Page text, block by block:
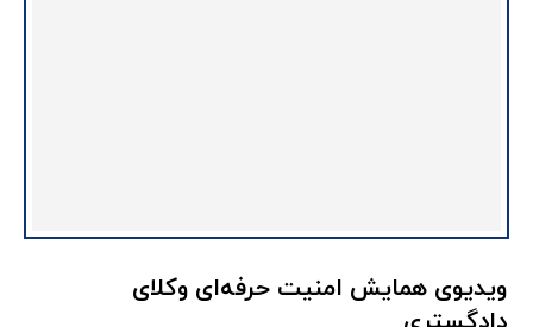
ویدیوی همایش امنیت حرفه‌ای وکلای